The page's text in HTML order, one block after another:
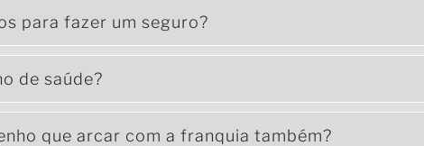
para fazer um seguro?
de saúde?
que arcar com a franquia também?